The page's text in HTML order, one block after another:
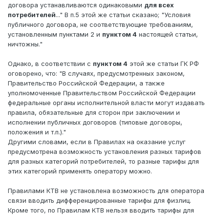
договора устанавливаются одинаковыми для всех
потребителей..." В п.5 этой же статьи сказано; "Условия
публичного договора, не соответствующие требованиям,
установленным пунктами 2 и пунктом 4 настоящей статьи,
ничтожны."
Однако, в соответствии с пунктом 4 этой же статьи ГК РФ
оговорено, что: "В случаях, предусмотренных законом,
Правительство Российской Федерации, а также
уполномоченные Правительством Российской Федерации
федеральные органы исполнительной власти могут издавать
правила, обязательные для сторон при заключении и
исполнении публичных договоров (типовые договоры,
положения и т.п.)."
Другими словами, если в Правилах на оказание услуг
предусмотрена возможность установления разных тарифов
для разных категорий потребителей, то разные тарифы для
этих категорий применять оператору можно.
Правилами КТВ не установлена возможность для оператора
связи вводить дифференцированные тарифы для физлиц.
Кроме того, по Правилам КТВ нельзя вводить тарифы для